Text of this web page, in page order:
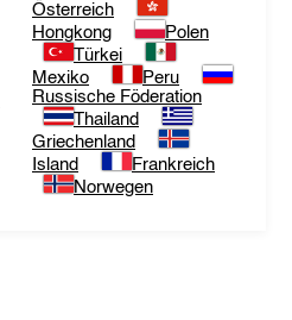
Österreich
Hongkong
Polen
Türkei
Mexiko
Peru
Russische Föderation
Thailand
Griechenland
Island
Frankreich
Norwegen